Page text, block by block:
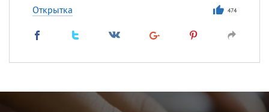
Открытка 474